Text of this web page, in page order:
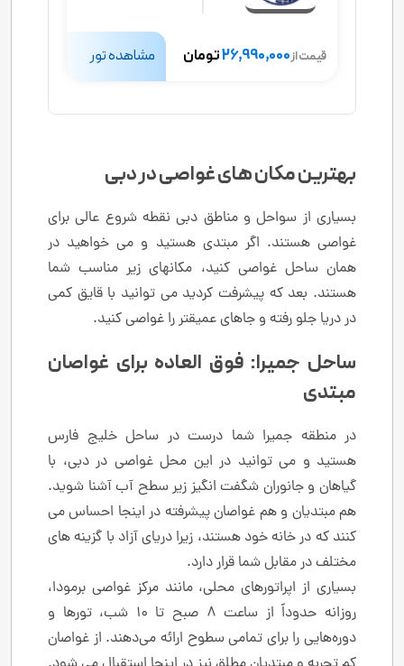
قیمت از26,990,000تومان مشاهده تور
بهترین مکان های غواصی در دبی
بسیاری از سواحل و مناطق دبی نقطه شروع عالی برای
غواصی هستند. اگر مبتدی هستید و می خواهید در
همان ساحل غواصی کنید، مکانهای زیر مناسب شما
هستند. بعد که پیشرفت کردید می توانید با قایق کمی
در دریا جلو رفته و جاهای عمیقتر را غواصی کنید.
ساحل جمیرا: فوق العاده برای غواصان
مبتدی
در منطقه جمیرا شما درست در ساحل خلیج فارس
هستید و می توانید در این محل غواصی در دبی، با
گیاهان و جانوران شگفت انگیز زیر سطح آب آشنا شوید.
هم مبتدیان و هم غواصان پیشرفته در اینجا احساس می
کنند که در خانه خود هستند، زیرا دریای آزاد با گزینه های
مختلف در مقابل شما قرار دارد.
بسیاری از اپراتورهای محلی، مانند مرکز غواصی برمودا،
روزانه حدوداً از ساعت 8 صبح تا 10 شب، تورها و
دوره‌هایی را برای تمامی سطوح ارائه می‌دهند. از غواصان